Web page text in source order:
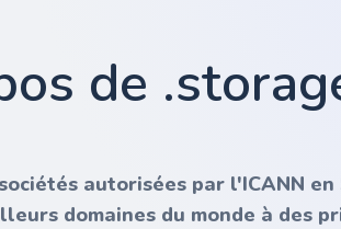
de
autorisées par l'ICANN
domaines du monde à des